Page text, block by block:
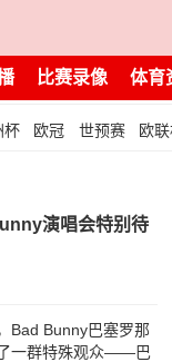
比赛录像 体育
杯 欧冠 世预赛 欧
演唱会特别待
Bunny巴塞罗那
一群特殊观众——巴